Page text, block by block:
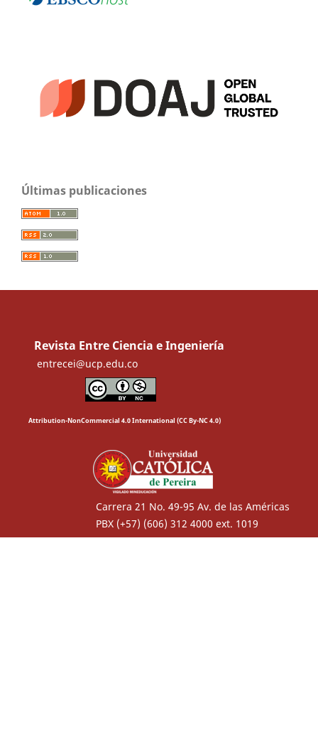
Últimas publicaciones
Revista Entre Ciencia e Ingeniería
entrecei@ucp.edu.co
Attribution-NonCommercial 4.0 International (CC By-NC 4.0)
Carrera 21 No. 49-95 Av. de las Américas
PBX (+57) (606) 312 4000 ext. 1019